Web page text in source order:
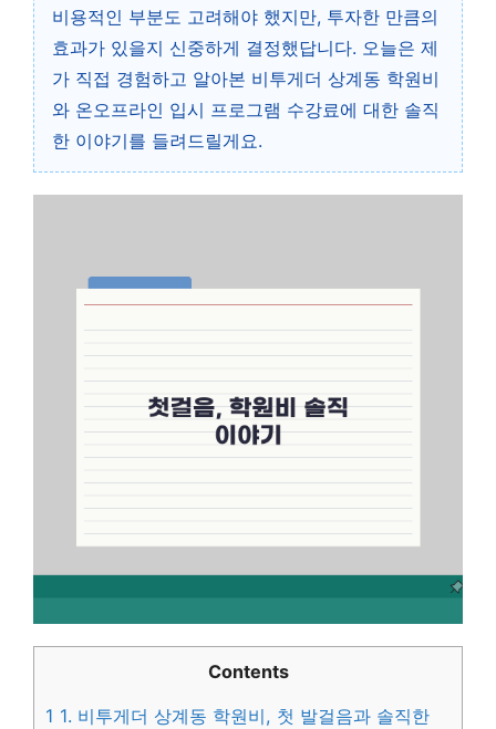
비용적인 부분도 고려해야 했지만, 투자한 만큼의
효과가 있을지 신중하게 결정했답니다. 오늘은 제
가 직접 경험하고 알아본 비투게더 상계동 학원비
와 온오프라인 입시 프로그램 수강료에 대한 솔직
한 이야기를 들려드릴게요.
Contents
1 1. 비투게더 상계동 학원비, 첫 발걸음과 솔직한